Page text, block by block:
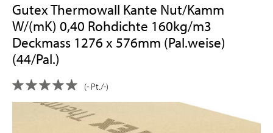
Gutex Thermowall Kante Nut/Kamm
W/(mK) 0,40 Rohdichte 160kg/m3
Deckmass 1276 x 576mm (Pal.weise)
(44/Pal.)
(- Pt./-)